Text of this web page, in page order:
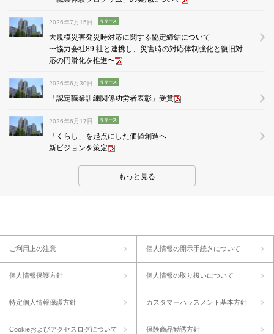
2026年7月15日 リリース
大規模災害発災時対応に関する協定締結について
〜協力会社89 社と連携し、災害時の対応体制強化と復旧対
応の円滑化を推進〜
2026年6月30日 リリース
「認定職業訓練関係功労者表彰」受賞
2026年6月17日 リリース
「くらし」を起点にした価値創造へ
新ビジョンを策定
もっと見る
ご利用上の注意 個人情報の開示手続きについて
個人情報保護方針 個人情報の取り扱いについて
特定個人情報保護方針 カスタマーハラスメント基本方針
Cookieおよびアクセスログについて 保険商品勧誘方針